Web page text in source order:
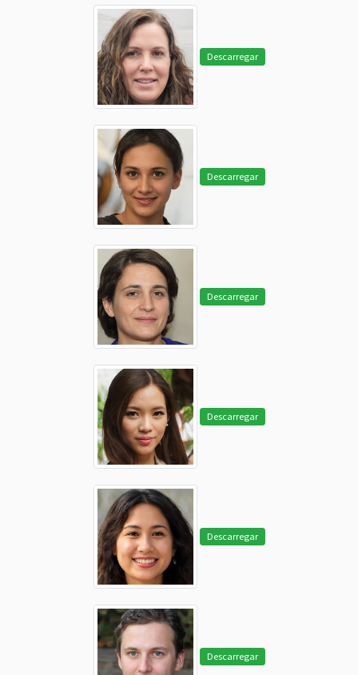
Descarregar
Descarregar
Descarregar
Descarregar
Descarregar
Descarregar